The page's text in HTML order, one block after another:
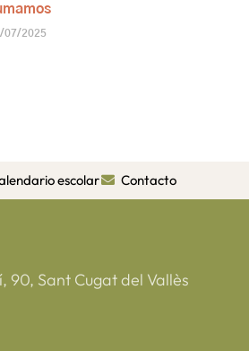
07/2025
escolar Contacto
90, Sant Cugat del Vallès